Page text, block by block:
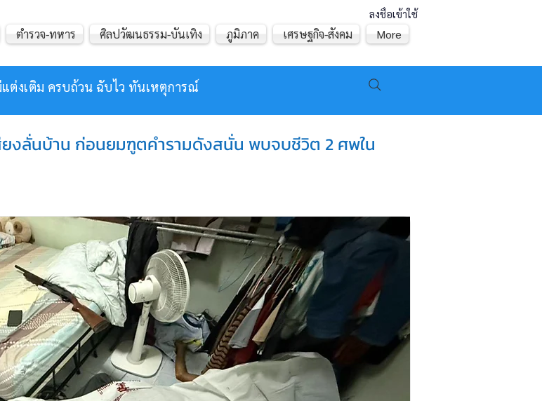
ลงชื่อเข้าใช้
แต่งเติม ครบถ้วน ฉับไว ทันเหตุการณ์
ตำรวจ-ทหาร ศิลปวัฒนธรรม-บันเทิง ภูมิภาค เศรษฐกิจ-สังคม More
งลั่นบ้าน ก่อนยมฑูตคำรามดังสนั่น พบจบชีวิต 2 ศพใน